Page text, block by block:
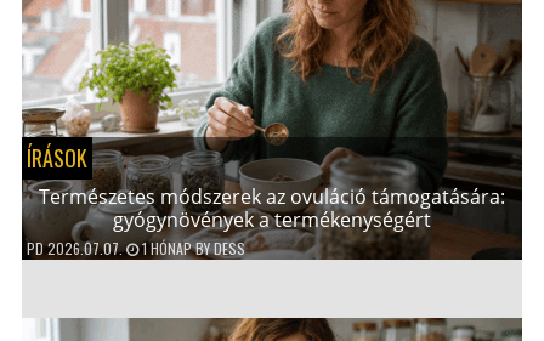
ÍRÁSOK
Természetes módszerek az ovuláció támogatására:
gyógynövények a termékenységért
PD2026.07.07. 1 HÓNAPBYDESS